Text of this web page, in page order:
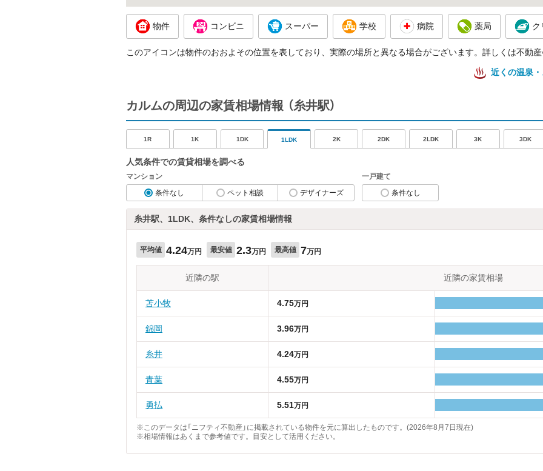
物件 コンビニ スーパー 学校 病院 薬局 ク
このアイコンは物件のおおよその位置を表しており、実際の場所と異なる場合がございます。詳しくは不動産
近くの温泉
カルムの周辺の家賃相場情報 （糸井駅）
1R 1K 1DK 1LDK 2K 2DK 2LDK 3K 3DK
人気条件での賃貸相場を調べる
マンション
条件なし
ペット相談 デザイナーズ
一戸建て
条件なし
糸井駅、1LDK、条件なしの家賃相場情報
平均値 4.24万円 最安値 2.3万円 最高値 7万円
近隣の駅 近隣の家賃相場
苫小牧 4.75万円
錦岡 3.96万円
糸井 4.24万円
青葉 4.55万円
勇払 5.51万円
※このデータは「ニフティ不動産」に掲載されている物件を元に算出したものです。(2026年8月7日現在)
※相場情報はあくまで参考値です。目安として活用ください。